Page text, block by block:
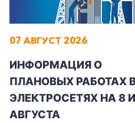
07 АВГУСТ 2026
ИНФОРМАЦИЯ О
ПЛАНОВЫХ РАБОТАХ
ЭЛЕКТРОСЕТЯХ НА 8
АВГУСТА